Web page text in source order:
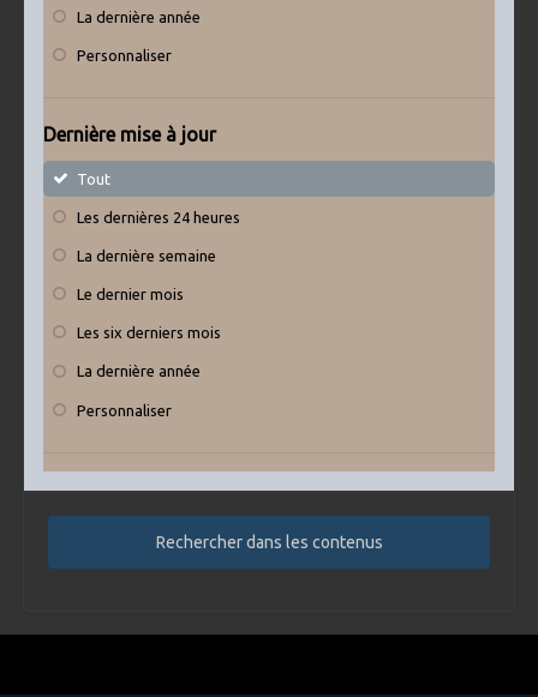
La dernière année
Personnaliser
Dernière mise à jour
Tout
Les dernières 24 heures
La dernière semaine
Le dernier mois
Les six derniers mois
La dernière année
Personnaliser
Rechercher dans les contenus